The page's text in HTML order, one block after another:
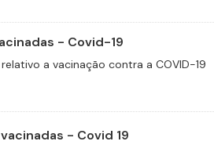
- Covid-19
a vacinação contra a COVID-19
- Covid 19